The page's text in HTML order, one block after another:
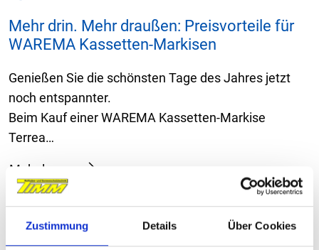
Zustimmung Details Über Cookies
Mehr drin. Mehr draußen: Preisvorteile für
WAREMA Kassetten-Markisen
Genießen Sie die schönsten Tage des Jahres jetzt
noch entspannter.
Beim Kauf einer WAREMA Kassetten-Markise
Terrea…
Mehr lesen